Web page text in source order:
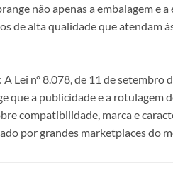
não apenas a embalagem
de alta qualidade que atendam
Lei nº 8.078, de 11 de
que a publicidade e a
compatibilidade, marca e
por grandes marketplaces